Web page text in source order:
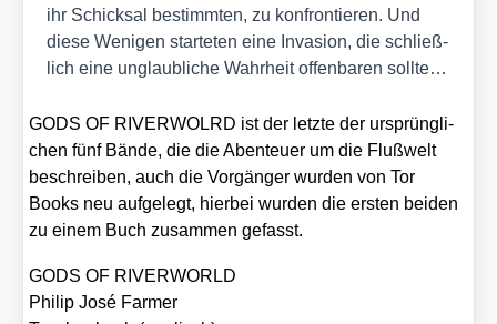
ihr Schick­sal bestimm­ten, zu kon­fron­tie­ren. Und
die­se Weni­gen star­te­ten eine Inva­si­on, die schließ­
lich eine unglaub­li­che Wahr­heit offen­ba­ren soll­te…
GODS OF RIVERWOLRD ist der letz­te der ursprüng­li­
chen fünf Bän­de, die die Aben­teu­er um die Fluß­welt
beschrei­ben, auch die Vor­gän­ger wur­den von Tor
Books neu auf­ge­legt, hier­bei wur­den die ers­ten bei­den
zu einem Buch zusam­men gefasst.
GODS OF RIVERWORLD
Phil­ip José Far­mer